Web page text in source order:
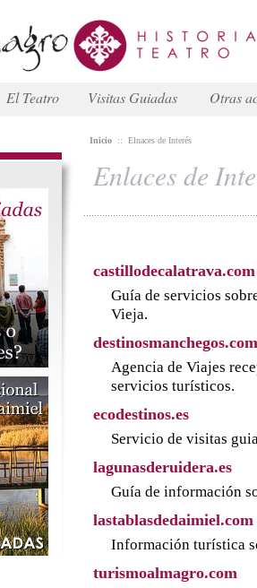
El Teatro Visitas Guiadas Otras
Inicio :: Elnaces de Interés
Enlaces de
castillodecalatrava.com
Guía de servicios
Vieja.
destinosmanchegos.com
Agencia de Viajes
servicios turísticos.
ecodestinos.es
Servicio de visitas
lagunasderuidera.es
Guía de información
lastablasdedaimiel.com
Información turística
turismoalmagro.com